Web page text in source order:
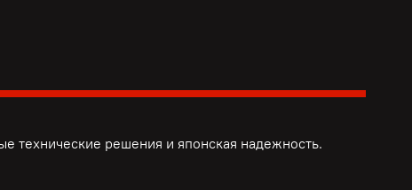
технические решения ияпонская надежность.